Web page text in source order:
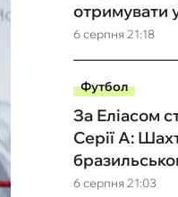
6 серпня 21:18
отримувати
Футбол
6 серпня 21:03
За Еліасом
Серії А: